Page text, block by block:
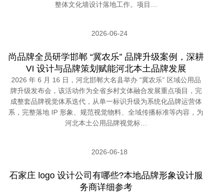
整体文化墙设计落地工作。项目…
2026-06-24
尚品牌全员研学邯郸 “冀农乐” 品牌升级案例，深耕
VI 设计与品牌策划赋能河北本土品牌发展
2026 年 6 月 16 日，河北邯郸大名县举办 “冀农乐” 区域公用品
牌升级发布会，该活动作为全省乡村文体融合发展重点项目，完
成整套品牌视觉体系迭代，从单一标识升级为系统化品牌运营体
系，完整落地 IP 形象、规范视觉物料、全域传播标准等内容，为
河北本土公用品牌视觉标…
2026-06-18
石家庄 logo 设计公司有哪些?本地品牌形象设计服
务商详细参考